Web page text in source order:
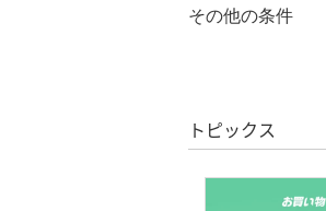
シューズ・靴
靴下・レッグウェア
ファッション雑貨
クリア 絞り込み
％OFF～
その他の条件
クリア
トピックス